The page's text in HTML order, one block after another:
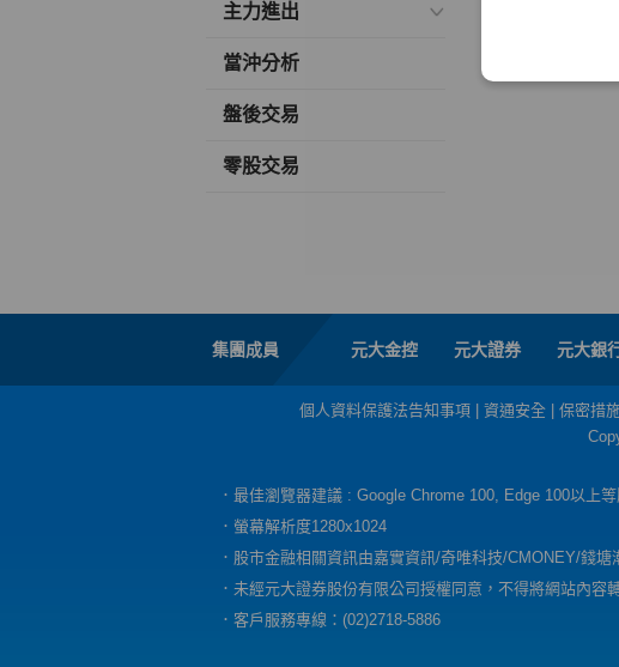
主力進出
當沖分析
盤後交易
零股交易
集團成員 元大金控 元大證券 元大銀
個人資料保護法告知事項 資通安全 保密措
．最佳瀏覽器建議 : Google Chrome 100, Edge 100以上
．螢幕解析度1280x1024
．股市金融相關資訊由嘉實資訊/奇唯科技/CMONEY/錢塘
．未經元大證券股份有限公司授權同意，不得將網站內容
．客戶服務專線：(02)2718-5886